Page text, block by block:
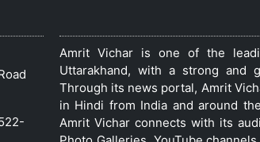
Amrit Vichar is one of the
Uttarakhand, with a strong and
Through its news portal, Amrit
in Hindi from India and around
Amrit Vichar connects with its